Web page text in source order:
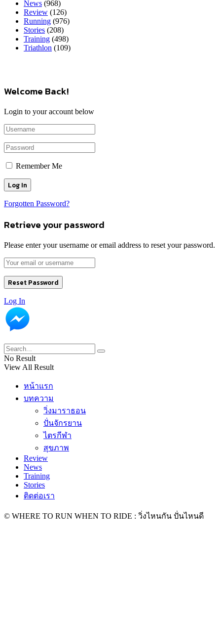
News (968)
Review (126)
Running (976)
Stories (208)
Training (498)
Triathlon (109)
Welcome Back!
Login to your account below
Remember Me
Forgotten Password?
Retrieve your password
Please enter your username or email address to reset your password.
Log In
No Result
View All Result
หน้าแรก
บทความ
วิ่งมาราธอน
ปั่นจักรยาน
ไตรกีฬา
สุขภาพ
Review
News
Training
Stories
ติดต่อเรา
© WHERE TO RUN WHEN TO RIDE : วิ่งไหนกัน ปั่นไหนดี